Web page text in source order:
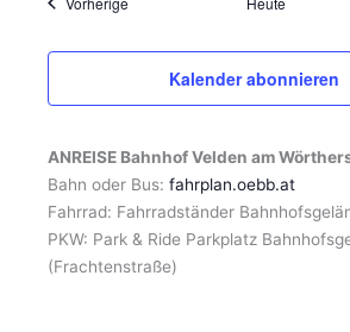
Kalender abonnieren
ANREISE Bahnhof Velden am
Bahn oder Bus: fahrplan.oebb.at
Fahrrad: Fahrradständer
PKW: Park & Ride Parkplatz
(Frachtenstraße)